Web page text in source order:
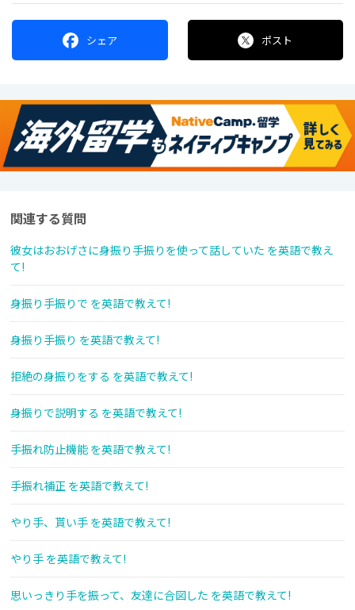
シェア ポスト
関連する質問
彼女はおおげさに身振り手振りを使って話していた を英語で教え
て!
身振り手振りで を英語で教えて!
身振り手振り を英語で教えて!
拒絶の身振りをする を英語で教えて!
身振りで説明する を英語で教えて!
手振れ防止機能 を英語で教えて!
手振れ補正 を英語で教えて!
やり手、貰い手 を英語で教えて!
やり手 を英語で教えて!
思いっきり手を振って、友達に合図した を英語で教えて!